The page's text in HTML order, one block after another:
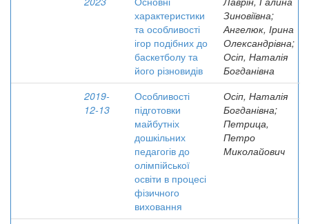
характеристики
та особливості
ігор подібних до
баскетболу та
його різновидів
Зиновіївна;
Ангелюк, Ірина
Олександрівна;
Осіп, Наталія
Богданівна
2019-
12-13
Особливості
підготовки
майбутніх
дошкільних
педагогів до
олімпійської
освіти в процесі
фізичного
виховання
Осіп, Наталія
Богданівна;
Петрица,
Петро
Миколайович